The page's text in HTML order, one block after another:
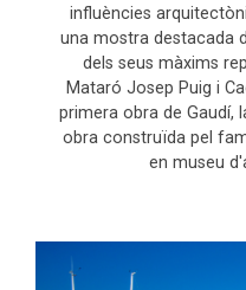
influències
una mostra destacada
dels seus màxims
Mataró Josep Puig i
primera obra de Gaudí,
obra construïda pel
en museu